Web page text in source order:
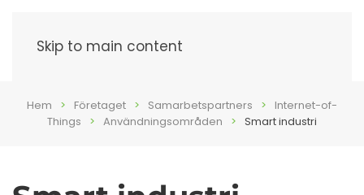
Skip to main content
Hem Företaget Samarbetspartners
Internet-of-
Things
Användningsområden Smart industri